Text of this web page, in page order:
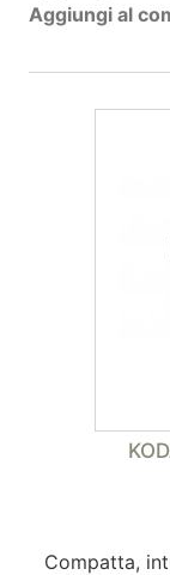
Aggiungi al
Compatta,